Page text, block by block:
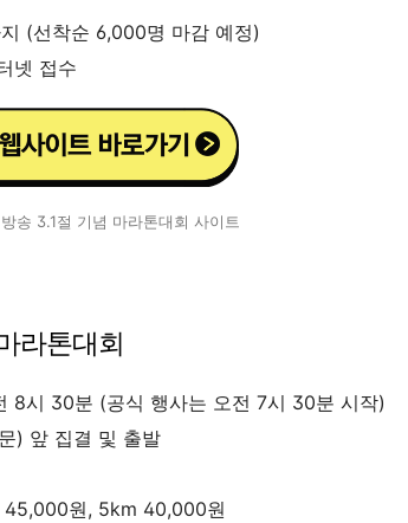
(선착순 6,000명 마감 예정)
넷 접수
송 3.1절 기념 마라톤대회 사이트
라톤대회
8시 30분 (공식 행사는 오전 7시 30분 시작)
) 앞 집결 및 출발
원, 5km 40,000원